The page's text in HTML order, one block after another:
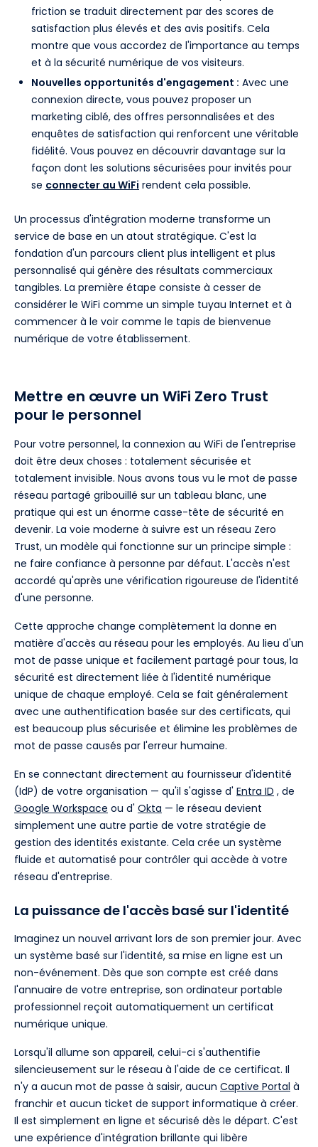
friction se traduit directement par des scores de
satisfaction plus élevés et des avis positifs. Cela
montre que vous accordez de l'importance au temps
et à la sécurité numérique de vos visiteurs.
Nouvelles opportunités d'engagement : Avec une
connexion directe, vous pouvez proposer un
marketing ciblé, des offres personnalisées et des
enquêtes de satisfaction qui renforcent une véritable
fidélité. Vous pouvez en découvrir davantage sur la
façon dont les solutions sécurisées pour invités pour
se connecter au WiFi rendent cela possible.
Un processus d'intégration moderne transforme un
service de base en un atout stratégique. C'est la
fondation d'un parcours client plus intelligent et plus
personnalisé qui génère des résultats commerciaux
tangibles. La première étape consiste à cesser de
considérer le WiFi comme un simple tuyau Internet et à
commencer à le voir comme le tapis de bienvenue
numérique de votre établissement.
Mettre en œuvre un WiFi Zero Trust
pour le personnel
Pour votre personnel, la connexion au WiFi de l'entreprise
doit être deux choses : totalement sécurisée et
totalement invisible. Nous avons tous vu le mot de passe
réseau partagé gribouillé sur un tableau blanc, une
pratique qui est un énorme casse-tête de sécurité en
devenir. La voie moderne à suivre est un réseau Zero
Trust, un modèle qui fonctionne sur un principe simple :
ne faire confiance à personne par défaut. L'accès n'est
accordé qu'après une vérification rigoureuse de l'identité
d'une personne.
Cette approche change complètement la donne en
matière d'accès au réseau pour les employés. Au lieu d'un
mot de passe unique et facilement partagé pour tous, la
sécurité est directement liée à l'identité numérique
unique de chaque employé. Cela se fait généralement
avec une authentification basée sur des certificats, qui
est beaucoup plus sécurisée et élimine les problèmes de
mot de passe causés par l'erreur humaine.
En se connectant directement au fournisseur d'identité
(IdP) de votre organisation — qu'il s'agisse d' Entra ID , de
Google Workspace ou d' Okta — le réseau devient
simplement une autre partie de votre stratégie de
gestion des identités existante. Cela crée un système
fluide et automatisé pour contrôler qui accède à votre
réseau d'entreprise.
La puissance de l'accès basé sur l'identité
Imaginez un nouvel arrivant lors de son premier jour. Avec
un système basé sur l'identité, sa mise en ligne est un
non-événement. Dès que son compte est créé dans
l'annuaire de votre entreprise, son ordinateur portable
professionnel reçoit automatiquement un certificat
numérique unique.
Lorsqu'il allume son appareil, celui-ci s'authentifie
silencieusement sur le réseau à l'aide de ce certificat. Il
n'y a aucun mot de passe à saisir, aucun Captive Portal à
franchir et aucun ticket de support informatique à créer.
Il est simplement en ligne et sécurisé dès le départ. C'est
une expérience d'intégration brillante qui libère